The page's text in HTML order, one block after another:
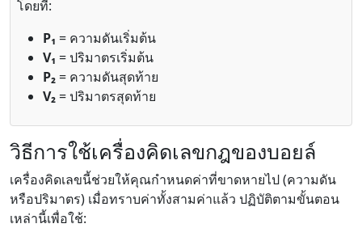
โดยที่:
P₁ = ความดันเริ่มต้น
V₁ = ปริมาตรเริ่มต้น
P₂= ความดันสุดท้าย
V₂= ปริมาตรสุดท้าย
วิธีการใช้เครื่องคิดเลขกฎของบอยล์
เครื่องคิดเลขนี้ช่วยให้คุณกำหนดค่าที่ขาดหายไป (ความดัน
หรือปริมาตร) เมื่อทราบค่าทั้งสามค่าแล้ว ปฏิบัติตามขั้นตอน
เหล่านี้เพื่อใช้: